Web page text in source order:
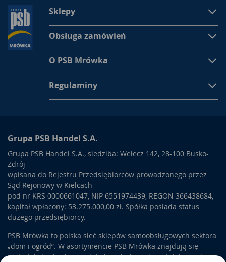
Sklepy
Obsługa zamówień
O PSB Mrówka
Regulaminy
Grupa PSB Handel S.A.
Grupa PSB Handel S.A., siedziba: Wełecz 142, 28-100 Busko-
Zdrój
wpisana do Rejestru Przedsiębiorców prowadzonego przez
Sąd Rejonowy w Kielcach
pod nr KRS 0000661047, NIP 6551974439, REGON 366438684,
kapitał wpłacony: 53.275.000,00 zł. Spółka posiada status
dużego przedsiębiorcy.
PSB Mrówka to polska sieć sklepów samoobsługowych sektora
„dom i ogród”. W asortymencie PSB Mrówka znajdują się
materiały budowlane, artykuły wykończeniowe i dekoracyjne,